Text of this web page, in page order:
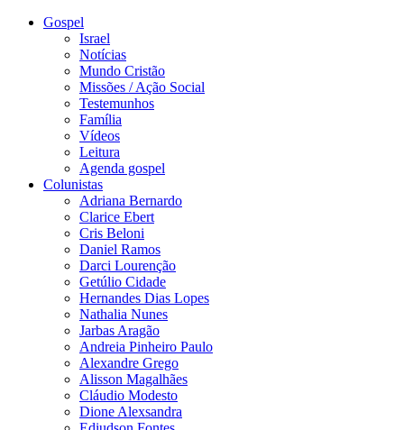
Gospel
Israel
Notícias
Mundo Cristão
Missões / Ação Social
Testemunhos
Família
Vídeos
Leitura
Agenda gospel
Colunistas
Adriana Bernardo
Clarice Ebert
Cris Beloni
Daniel Ramos
Darci Lourenção
Getúlio Cidade
Hernandes Dias Lopes
Nathalia Nunes
Jarbas Aragão
Andreia Pinheiro Paulo
Alexandre Grego
Alisson Magalhães
Cláudio Modesto
Dione Alexsandra